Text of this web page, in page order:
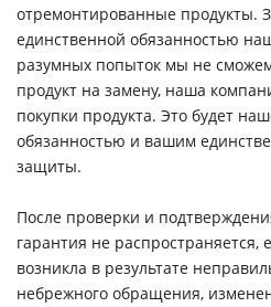
отремонтированные продукты.
единственной обязанностью
разумных попыток мы не
продукт на замену, наша
покупки продукта. Это будет
обязанностью и вашим
защиты.
После проверки и
гарантия не распространяется,
возникла в результате
небрежного обращения,